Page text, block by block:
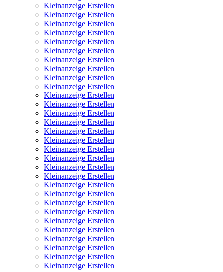
Kleinanzeige Erstellen
Kleinanzeige Erstellen
Kleinanzeige Erstellen
Kleinanzeige Erstellen
Kleinanzeige Erstellen
Kleinanzeige Erstellen
Kleinanzeige Erstellen
Kleinanzeige Erstellen
Kleinanzeige Erstellen
Kleinanzeige Erstellen
Kleinanzeige Erstellen
Kleinanzeige Erstellen
Kleinanzeige Erstellen
Kleinanzeige Erstellen
Kleinanzeige Erstellen
Kleinanzeige Erstellen
Kleinanzeige Erstellen
Kleinanzeige Erstellen
Kleinanzeige Erstellen
Kleinanzeige Erstellen
Kleinanzeige Erstellen
Kleinanzeige Erstellen
Kleinanzeige Erstellen
Kleinanzeige Erstellen
Kleinanzeige Erstellen
Kleinanzeige Erstellen
Kleinanzeige Erstellen
Kleinanzeige Erstellen
Kleinanzeige Erstellen
Kleinanzeige Erstellen